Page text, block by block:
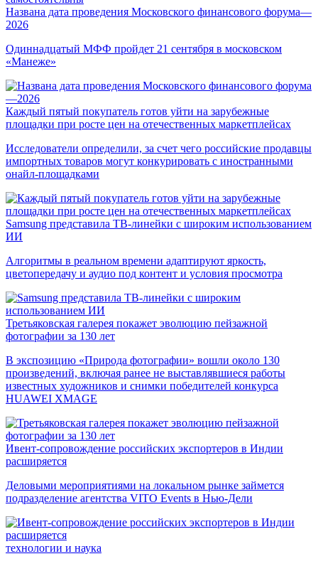
Названа дата проведения Московского финансового форума—
2026
Одиннадцатый МФФ пройдет 21 сентября в московском
«Манеже»
Каждый пятый покупатель готов уйти на зарубежные
площадки при росте цен на отечественных маркетплейсах
Исследователи определили, за счет чего российские продавцы
импортных товаров могут конкурировать с иностранными
онайл-площадками
Samsung представила ТВ-линейки с широким использованием
ИИ
Алгоритмы в реальном времени адаптируют яркость,
цветопередачу и аудио под контент и условия просмотра
Третьяковская галерея покажет эволюцию пейзажной
фотографии за 130 лет
В экспозицию «Природа фотографии» вошли около 130
произведений, включая ранее не выставлявшиеся работы
известных художников и снимки победителей конкурса
HUAWEI XMAGE
Ивент-сопровождение российских экспортеров в Индии
расширяется
Деловыми мероприятиями на локальном рынке займется
подразделение агентства VITO Events в Нью-Дели
технологии и наука